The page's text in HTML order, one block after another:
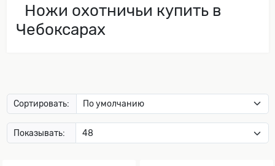
Ножи охотничьи купить в
Чебоксарах
Сортировать:
Показывать: